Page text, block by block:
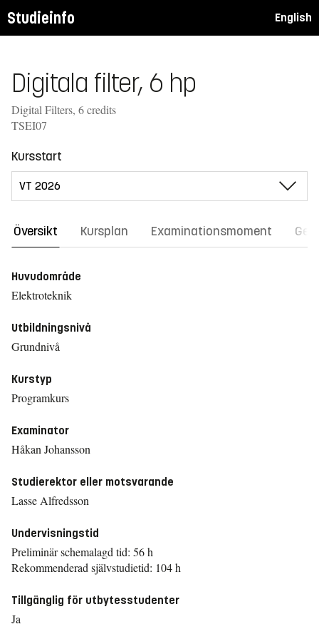
Studieinfo English
Digitala filter, 6 hp
Digital Filters, 6 credits
TSEI07
Kursstart
Översikt Kursplan Examinationsmoment
Huvudområde
Elektroteknik
Utbildningsnivå
Grundnivå
Kurstyp
Programkurs
Examinator
Håkan Johansson
Studierektor eller motsvarande
Lasse Alfredsson
Undervisningstid
Preliminär schemalagd tid: 56 h
Rekommenderad självstudietid: 104 h
Tillgänglig för utbytesstudenter
Ja